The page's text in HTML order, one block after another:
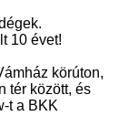
10 évet!
körúton,
tér között, és
t a BKK